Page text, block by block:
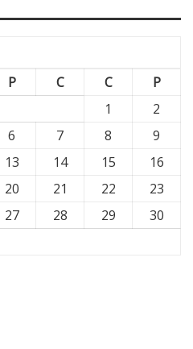
P C C
P
1
2
6 7 8
9
13 14 15
16
20 21 22
23
27 28 29
30